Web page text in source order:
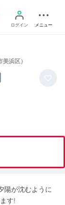
ログイン メニュー
浜区）
陽が沈むように
す!